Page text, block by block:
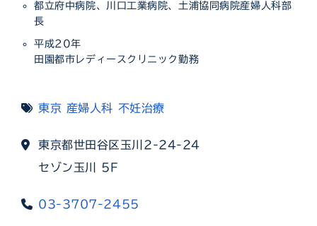
都立府中病院、川口工業病院、土浦協同病院産婦人科部
長
平成20年
田園都市レディースクリニック勤務
東京 産婦人科 不妊治療
東京都世田谷区玉川2-24-24
セゾン玉川 5F
03-3707-2455